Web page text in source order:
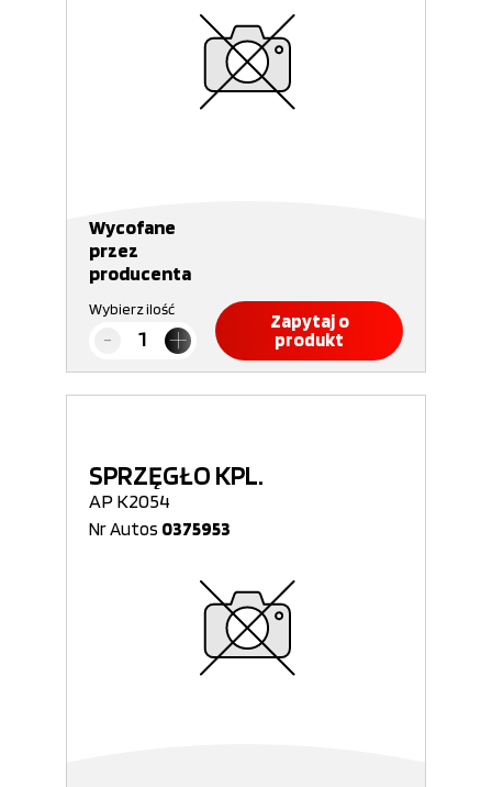
Wycofane
przez
producenta
Wybierz ilość
Zapytaj o
produkt
SPRZĘGŁO KPL.
AP K2054
Nr Autos 0375953